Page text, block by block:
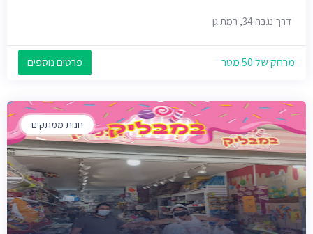
דרך נגבה 34, רמת גן
מרחק של 50 מטר פרטים נוספים
חנות ממתקים